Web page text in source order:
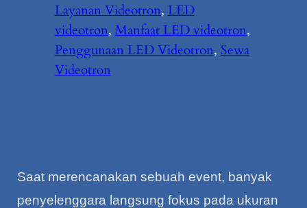
Layanan Videotron, LED
videotron, Manfaat LED videotron
Penggunaan LED Videotron, Sewa
Videotron
Saat merencanakan sebuah event, banyak
penyelenggara langsung fokus pada ukuran